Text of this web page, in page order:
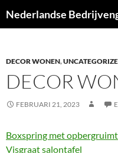
naar
Nederlandse
DECOR WONEN,
DECOR
FEBRUARI 21, 2023
Boxspring met
Visgraat salontafel